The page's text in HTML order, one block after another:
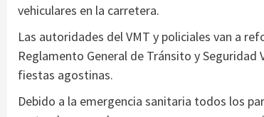
vehiculares en la carretera.
Las autoridades del VMT y policiales van a
Reglamento General de Tránsito y Seguridad
fiestas agostinas.
Debido a la emergencia sanitaria todos los